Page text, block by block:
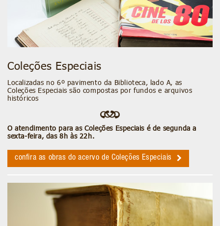
Coleções Especiais
Localizadas no 6º pavimento da Biblioteca, lado A, as
Coleções Especiais são compostas por fundos e arquivos
históricos
O atendimento para as Coleções Especiais é de segunda a
sexta-feira, das 8h às 22h.
confira as obras do acervo de Coleções Especiais